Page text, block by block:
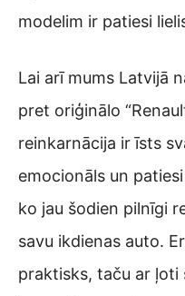
modelim ir patiesi
Lai arī mums Latvijā
pret oriģinālo
reinkarnācija ir īsts
emocionāls un
ko jau šodien pilnīgi
savu ikdienas auto.
praktisks, taču ar ļoti